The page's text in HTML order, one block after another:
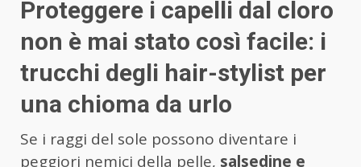
Proteggere i capelli dal cloro
non è mai stato così facile: i
trucchi degli hair-stylist per
una chioma da urlo
Se i raggi del sole possono diventare i
peggiori nemici della pelle, salsedine e